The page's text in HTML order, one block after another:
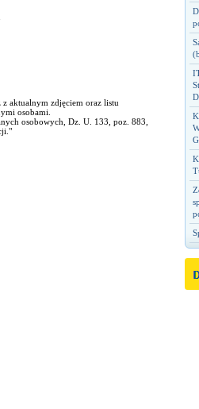
z aktualnym zdjęciem oraz listu
osobami.
osobowych, Dz. U. 133, poz. 883,